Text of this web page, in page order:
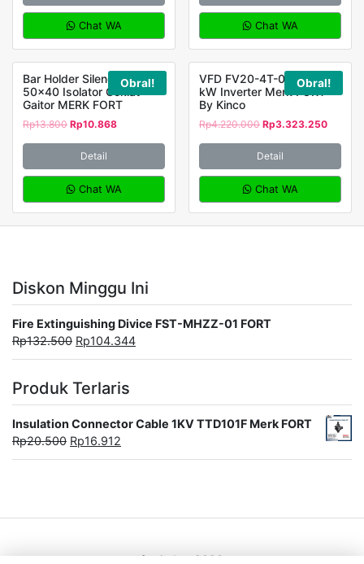
Chat WA Chat WA
Obral!
Bar Holder Silender Type
50×40 Isolator Coklat
Gaitor MERK FORT
Rp13.800 Rp10.868
Detail
Chat WA
Obral!
VFD FV20-4T-0022G 2,2
kW Inverter Merk FORT
By Kinco
Rp4.220.000 Rp3.323.250
Detail
Chat WA
Diskon Minggu Ini
Fire Extinguishing Divice FST-MHZZ-01 FORT
Rp132.500 Rp104.344
Produk Terlaris
Insulation Connector Cable 1KV TTD101F Merk FORT
Rp20.500 Rp16.912
fortindo@2020